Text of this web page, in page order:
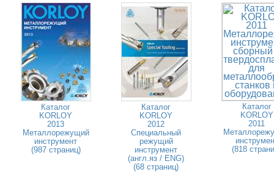
Каталог
KORLOY
2013
Металлорежущий
инструмент
(987 страниц)
Каталог
KORLOY
2012
Специальный
режущий
инструмент
(англ.яз / ENG)
(68 страниц)
Каталог
KORLOY
2011
(818